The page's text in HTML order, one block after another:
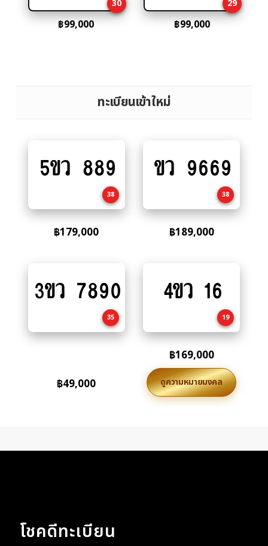
cart
30
฿99,000
cart
29
฿99,000
ทะเบียนเข้าใหม่
to
5ขว 889
38
฿179,000
to
ขว 9669
38
฿189,000
to
3ขว 7890
35
฿49,000
4ขว 16
19
฿169,000
ดูความหมายมงคล
โชคดีทะเบียน